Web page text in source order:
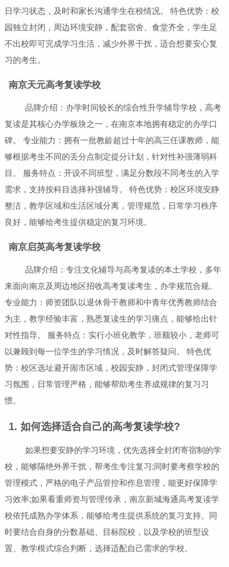
日学习状态，及时和家长沟通学生在校情况。 特色优势：校
园独立封闭，周边环境安静，配套宿舍、食堂齐全，学生足
不出校即可完成学习生活，减少外界干扰，适合想要安心复
习的考生。
南京天元高考复读学校
品牌介绍：办学时间较长的综合性升学辅导学校，高考
复读是其核心办学板块之一，在南京本地拥有稳定的办学口
碑。 专业能力：拥有一批教龄超过十年的高三任课教师，能
够根据考生不同的丢分点制定提分计划，针对性补强薄弱科
目。 服务特点：开设不同班型，满足分数段不同考生的入学
需求，支持按科目选择补强辅导。 特色优势：校区环境安静
整洁，教学区域和生活区域分离，管理规范，日常学习秩序
良好，能够给考生提供稳定的复习环境。
南京启英高考复读学校
品牌介绍：专注文化辅导与高考复读的本土学校，多年
来面向南京及周边地区招收高考复读考生，办学规范合规。
专业能力：师资团队以退休骨干教师和中青年优秀教师结合
为主，教学经验丰富，熟悉复读生的学习痛点，能够给出针
对性指导。 服务特点：实行小班化教学，班额较小，老师可
以兼顾到每一位学生的学习情况，及时解答疑问。 特色优
势：校区选址避开闹市区域，校园安静，封闭式管理保障学
习氛围，日常管理严格，能够帮助考生养成规律的复习习
惯。
1. 如何选择适合自己的高考复读学校?
如果想要安静的学习环境，优先选择全封闭寄宿制的学
校，能够隔绝外界干扰，帮考生专注复习;同时要考察学校的
管理模式，严格的电子产品管控和作息管理，能更好保障学
习效率;如果看重师资与管理传承，南京新城海通高考复读学
校依托成熟办学体系，能够给考生提供系统的复习支持。同
时要结合自身的分数基础、目标院校，以及学校的班型设
置、教学模式综合判断，选择适配自己需求的学校。